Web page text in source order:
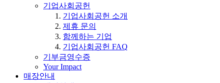
기업사회공헌
기업사회공헌 소개
제휴 문의
함께하는 기업
기업사회공헌 FAQ
기부금영수증
Your Impact
매장안내